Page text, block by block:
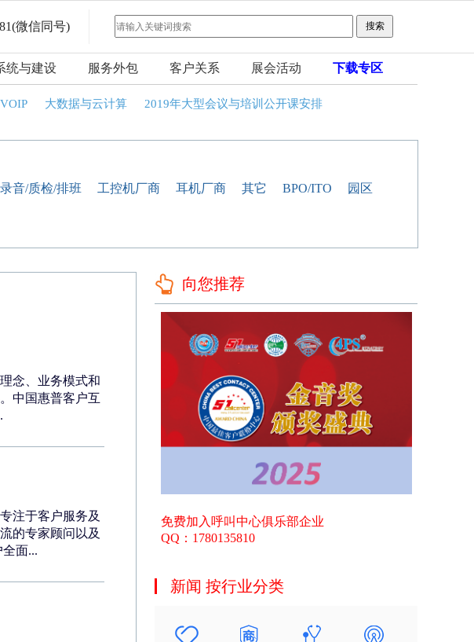
(微信同号)
统与建设 服务外包 客户关系 展会活动 下载专区
大数据与云计算 2019年大型会议与培训公开课安排
录音/质检/排班 工控机厂商 耳机厂商 其它 BPO/ITO 园区
念、业务模式和
中国惠普客户互
注于客户服务及
的专家顾问以及
面...
向您推荐
免费加入呼叫中心俱乐部企业
QQ：1780135810
新闻 按行业分类